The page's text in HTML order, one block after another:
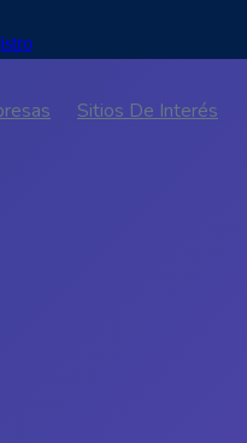
Sitios De Interés